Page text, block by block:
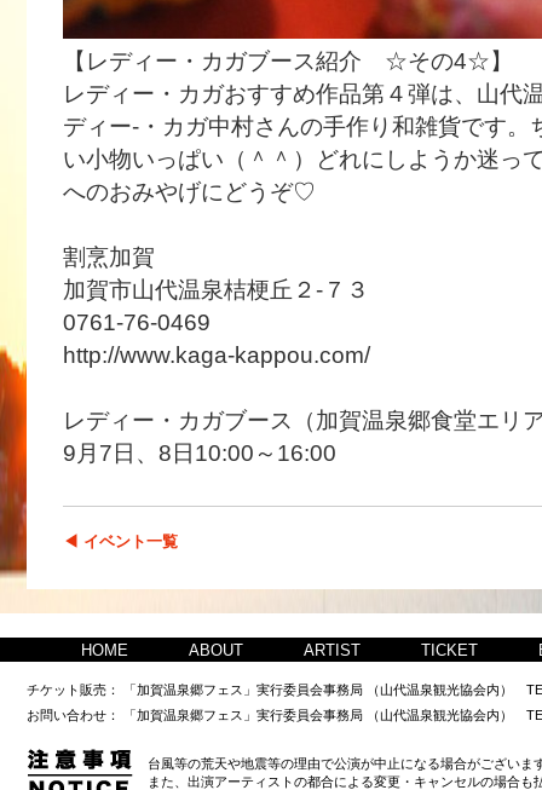
【レディー・カガブース紹介 ☆その4☆】
レディー・カガおすすめ作品第４弾は、山代
ディー-・カガ中村さんの手作り和雑貨です。
い小物いっぱい（＾＾）どれにしようか迷っ
へのおみやげにどうぞ♡
割烹加賀
加賀市山代温泉桔梗丘２-７３
0761-76-0469
http://www.kaga-kappou.com/
レディー・カガブース（加賀温泉郷食堂エリ
9月7日、8日10:00～16:00
◀ イベント一覧
HOME ABOUT ARTIST TICKET
チケット販売：
「加賀温泉郷フェス」実行委員会事務局 （山代温泉観光協会内）
お問い合わせ：
「加賀温泉郷フェス」実行委員会事務局 （山代温泉観光協会内）
台風等の荒天や地震等の理由で公演が中止になる場合がござい
また、出演アーティストの都合による変更・キャンセルの場合